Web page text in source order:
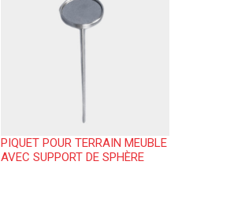
PIQUET POUR TERRAIN MEUBLE
AVEC SUPPORT DE SPHÈRE